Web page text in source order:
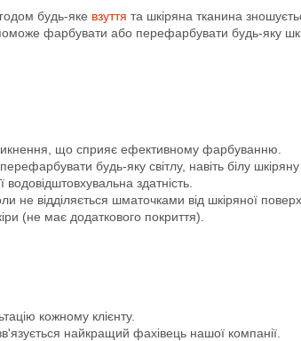
будь-яке взуття та шкіряна тканина
фарбувати або перефарбувати будь-яку
що сприяє ефективному фарбуванню.
будь-яку світлу, навіть білу
здатність.
не відділяється шматочками від шкіряної
(не має додаткового покриття).
кожному клієнту.
найкращий фахівець нашої компанії.